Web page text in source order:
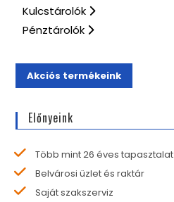
Kulcstárolók
Pénztárolók
Akciós termékeink
Előnyeink
Több mint 26 éves tapasztalat
Belvárosi üzlet és raktár
Saját szakszerviz